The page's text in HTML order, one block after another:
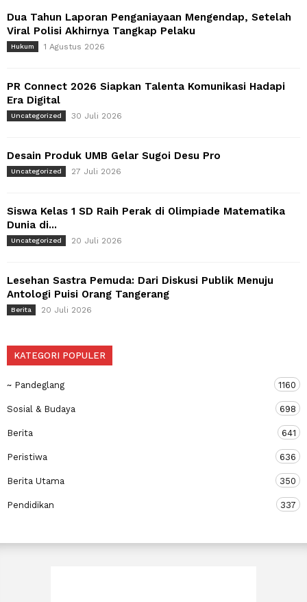
Dua Tahun Laporan Penganiayaan Mengendap, Setelah
Viral Polisi Akhirnya Tangkap Pelaku
Hukum 1 Agustus 2026
PR Connect 2026 Siapkan Talenta Komunikasi Hadapi
Era Digital
Uncategorized 30 Juli 2026
Desain Produk UMB Gelar Sugoi Desu Pro
Uncategorized 27 Juli 2026
Siswa Kelas 1 SD Raih Perak di Olimpiade Matematika
Dunia di...
Uncategorized 20 Juli 2026
Lesehan Sastra Pemuda: Dari Diskusi Publik Menuju
Antologi Puisi Orang Tangerang
Berita 20 Juli 2026
KATEGORI POPULER
~ Pandeglang 1160
Sosial & Budaya 698
Berita 641
Peristiwa 636
Berita Utama 350
Pendidikan 337